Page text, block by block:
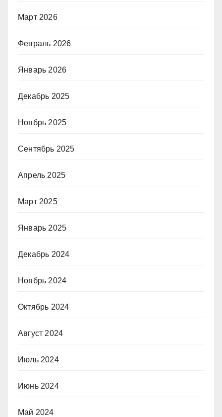
Март 2026
Февраль 2026
Январь 2026
Декабрь 2025
Ноябрь 2025
Сентябрь 2025
Апрель 2025
Март 2025
Январь 2025
Декабрь 2024
Ноябрь 2024
Октябрь 2024
Август 2024
Июль 2024
Июнь 2024
Май 2024